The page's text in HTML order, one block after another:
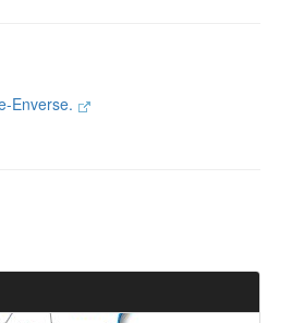
Enverse.